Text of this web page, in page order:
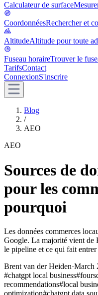
Calculateur de surface
CoordonnéesRechercher et
AltitudeAltitude pour toute
Fuseau horaireTrouver le
TarifsContact
ConnexionS'inscrire
Blog
/
AEO
AEO
Sources de
pour les
pourquoi
Les données commerces
Google. La majorité vient de
le pipeline et ce qui fait
Brent van der Heiden·March
#chatgpt local business#
recommendations#local